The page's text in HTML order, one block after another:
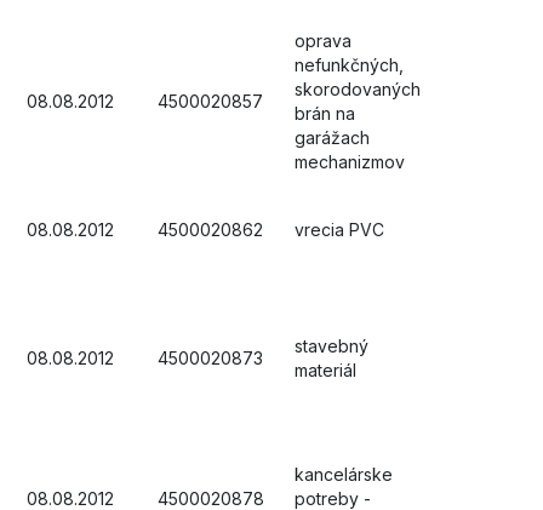
08.08.2012 4500020857
oprava
nefunkčných,
skorodovaných
brán na
garážach
mechanizmov
08.08.2012 4500020862 vrecia PVC
08.08.2012 4500020873
stavebný
materiál
08.08.2012 4500020878
kancelárske
potreby -